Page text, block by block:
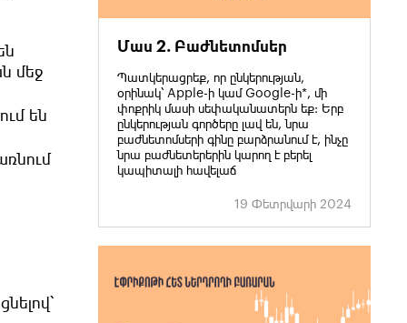
մեջ
են
Մաս 2. Բաժնետոմսեր
Պատկերացրեք, որ ընկերության,
օրինակ՝ Apple-ի կամ Google-ի*, մի
փոքրիկ մասի սեփականատերն եք: Երբ
ընկերության գործերը լավ են, նրա
բաժնետոմսերի գինը բարձրանում է, ինչը
նրա բաժնետերերին կարող է բերել
կապիտալի հավելաճ
19 Փետրվարի 2024